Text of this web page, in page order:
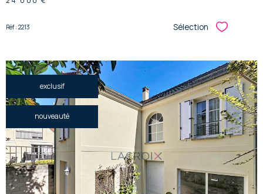
Réf : 2213 Sélection Sélectionner
exclusif
nouveauté
voir le
bien